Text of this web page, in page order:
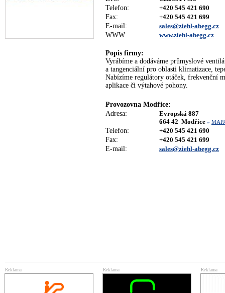
Telefon:
+420 545 421 690
Fax:
+420 545 421 699
E-mail:
sales@ziehl-abegg.cz
WWW:
www.ziehl-abegg.cz
Popis firmy:
Vyrábíme a dodáváme průmyslové
a tangenciální pro oblasti klimatizace,
Nabízíme regulátory otáček, frekvenční
aplikace či výtahové pohony.
Provozovna Modřice:
Adresa:
Evropská 887
664 42 Modřice »
Telefon:
+420 545 421 690
Fax:
+420 545 421 699
E-mail:
sales@ziehl-abegg.cz
Reklama Reklama Reklama